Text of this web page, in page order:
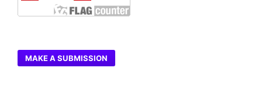
MAKE A SUBMISSION